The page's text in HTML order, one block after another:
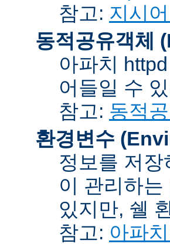
참고: 지시
동적공유객체
아파치
어들일 수
참고: 동적
환경변수
정보를 저
이 관리하
있지만, 쉘
참고: 아파